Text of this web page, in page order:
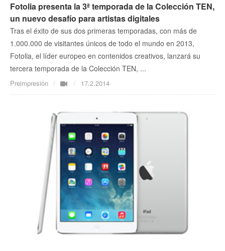
Fotolia presenta la 3ª temporada de la Colección TEN,
un nuevo desafío para artistas digitales
Tras el éxito de sus dos primeras temporadas, con más de
1.000.000 de visitantes únicos de todo el mundo en 2013,
Fotolia, el líder europeo en contenidos creativos, lanzará su
tercera temporada de la Colección TEN, ...
Preimpresión 17.2.2014